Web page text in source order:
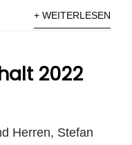
+ WEITERLESEN
2022
Herren, Stefan